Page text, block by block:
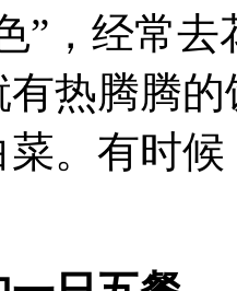
”，经常
热腾腾
。有时